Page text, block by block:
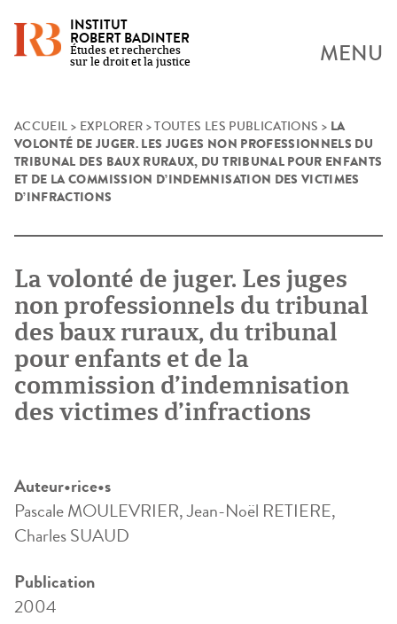
Skip
content
INSTITUT
ROBERT BADINTER
Études et recherches
sur le droit et la justice
MENU
ACCUEIL > EXPLORER >TOUTES LES PUBLICATIONS > LA
VOLONTÉ DE JUGER. LES JUGES NON PROFESSIONNELS DU
TRIBUNAL DES BAUX RURAUX, DU TRIBUNAL POUR ENFANTS
ET DE LA COMMISSION D’INDEMNISATION DES VICTIMES
D’INFRACTIONS
La volonté de juger. Les juges
non professionnels du tribunal
des baux ruraux, du tribunal
pour enfants et de la
commission d’indemnisation
des victimes d’infractions
Auteur•rice•s
Pascale MOULEVRIER, Jean-Noël RETIERE,
Charles SUAUD
Publication
2004